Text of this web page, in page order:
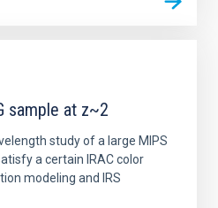
sample at z~2
study of a large MIPS
a certain IRAC color
modeling and IRS